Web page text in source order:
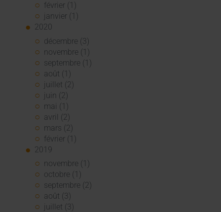
février (1)
janvier (1)
2020
décembre (3)
novembre (1)
septembre (1)
août (1)
juillet (2)
juin (2)
mai (1)
avril (2)
mars (2)
février (1)
2019
novembre (1)
octobre (1)
septembre (2)
août (3)
juillet (3)